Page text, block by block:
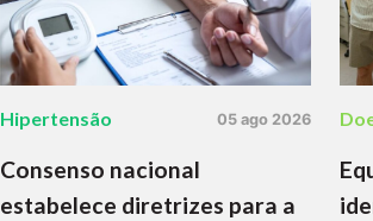
Hipertensão 05 ago 2026
Consenso nacional
estabelece diretrizes para a